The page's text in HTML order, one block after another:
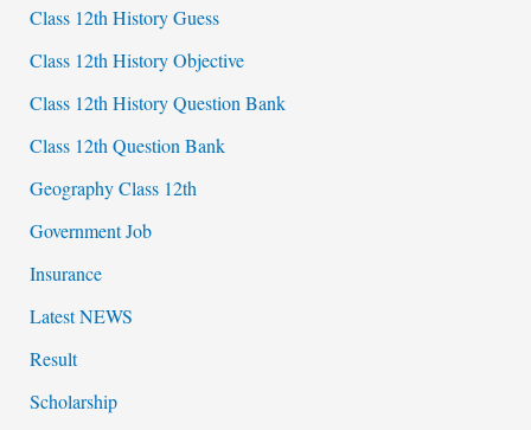
Class 12th History Guess
Class 12th History Objective
Class 12th History Question Bank
Class 12th Question Bank
Geography Class 12th
Government Job
Insurance
Latest NEWS
Result
Scholarship